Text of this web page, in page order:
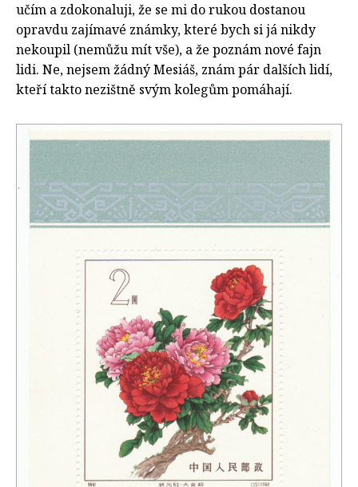
učím a zdokonaluji, že se mi do rukou dostanou
opravdu zajímavé známky, které bych si já nikdy
nekoupil (nemůžu mít vše), a že poznám nové fajn
lidi. Ne, nejsem žádný Mesiáš, znám pár dalších lidí,
kteří takto nezištně svým kolegům pomáhají.